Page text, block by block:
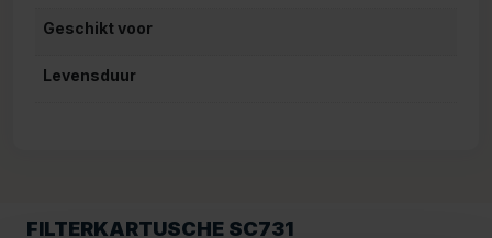
Geschikt voor
Levensduur
FILTERKARTUSCHE SC731